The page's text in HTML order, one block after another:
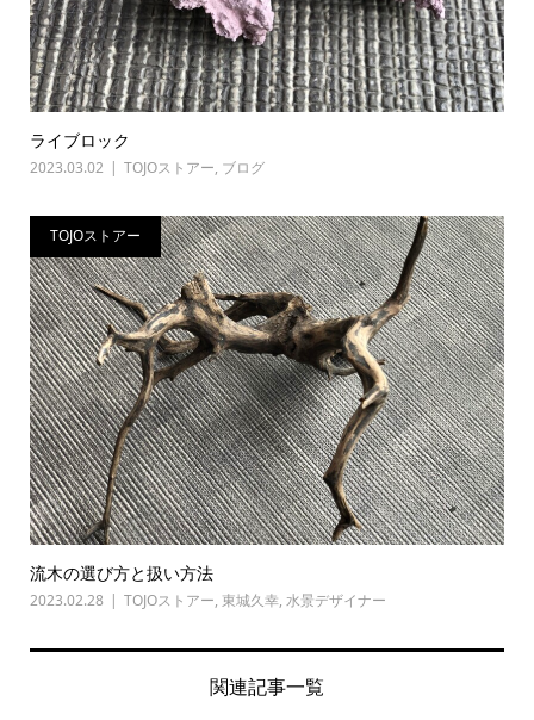
ライブロック
2023.03.02 TOJOストアー, ブログ
TOJOストアー
流木の選び方と扱い方法
2023.02.28 TOJOストアー, 東城久幸, 水景デザイナー
関連記事一覧